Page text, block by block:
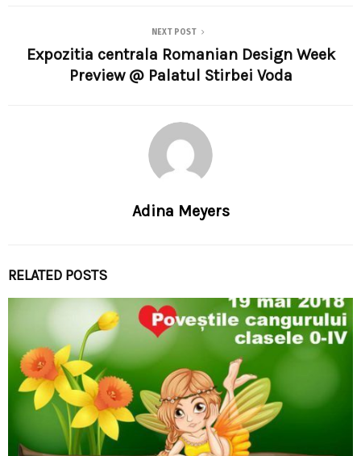
NEXT POST
Expozitia centrala Romanian Design Week
Preview @ Palatul Stirbei Voda
Adina Meyers
RELATED POSTS